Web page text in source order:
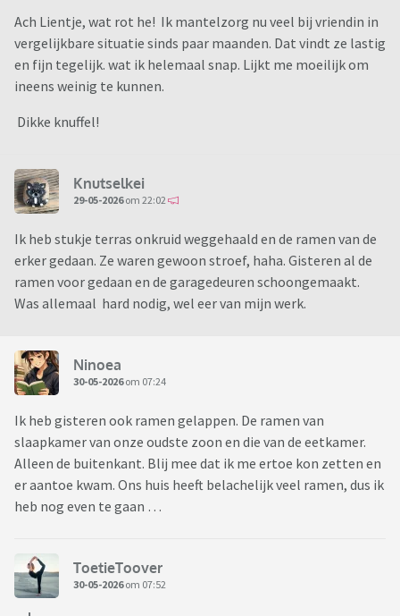
Ach Lientje, wat rot he! Ik mantelzorg nu veel bij vriendin in
vergelijkbare situatie sinds paar maanden. Dat vindt ze lastig
en fijn tegelijk. wat ik helemaal snap. Lijkt me moeilijk om
ineens weinig te kunnen.
Dikke knuffel!
Knutselkei
29-05-2026om 22:02
Ik heb stukje terras onkruid weggehaald en de ramen van de
erker gedaan. Ze waren gewoon stroef, haha. Gisteren al de
ramen voor gedaan en de garagedeuren schoongemaakt.
Was allemaal hard nodig, wel eer van mijn werk.
Ninoea
30-05-2026om 07:24
Ik heb gisteren ook ramen gelappen. De ramen van
slaapkamer van onze oudste zoon en die van de eetkamer.
Alleen de buitenkant. Blij mee dat ik me ertoe kon zetten en
er aantoe kwam. Ons huis heeft belachelijk veel ramen, dus ik
heb nog even te gaan …
ToetieToover
30-05-2026om 07:52